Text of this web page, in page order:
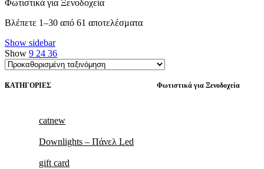
Φωτιστικά για Ξενοδοχεία
Βλέπετε 1–30 από 61 αποτελέσματα
Show sidebar
Show 9 24 36
ΚΑΤΗΓΟΡΊΕΣ Φωτιστικά για Ξενοδοχεία
catnew
Downlights – Πάνελ Led
gift card